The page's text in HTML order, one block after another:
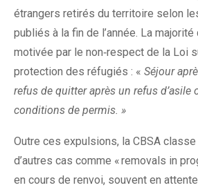
étrangers retirés du territoire selon
publiés à la fin de l’année. La
motivée par le non‑respect de la Loi
protection des réfugiés : « Séjour
refus de quitter après un refus d’asile
conditions de permis. »
Outre ces expulsions, la CBSA
d’autres cas comme « removals in
en cours de renvoi, souvent en